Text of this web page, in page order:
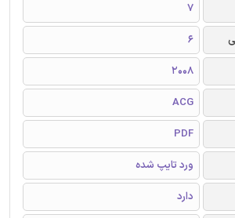
7
6
2008
ACG
PDF
ورد تایپ شده
دارد